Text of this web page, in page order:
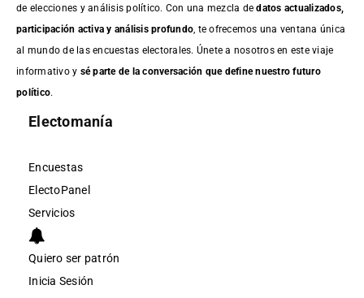
de elecciones y análisis político. Con una mezcla dedatos actualizados,
participación activa y análisis profundo , te ofrecemos una ventana única
al mundo de las encuestas electorales. Únete a nosotros en este viaje
informativo y sé parte de la conversación que define nuestro futuro
político.
Electomanía
Encuestas
ElectoPanel
Servicios
Quiero ser patrón
Inicia Sesión